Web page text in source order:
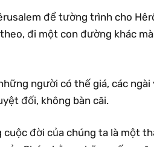
để tường trình cho
đi một con đường khác
người có thế giá, các
đối, không bàn cãi.
cuộc đời của chúng ta là một